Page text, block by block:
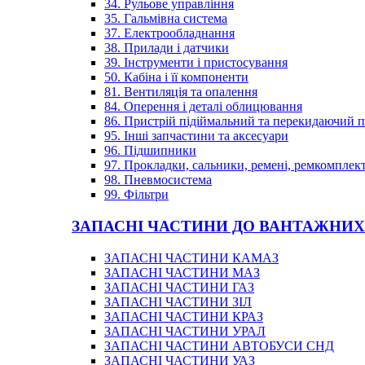
34. Рульове управління
35. Гальмівна система
37. Електрообладнання
38. Прилади і датчики
39. Інструменти і пристосування
50. Кабіна і її компоненти
81. Вентиляція та опалення
84. Оперення і деталі облицювання
86. Пристрій підіймальний та перекидаючий
95. Інші запчастини та аксесуари
96. Підшипники
97. Прокладки, сальники, ремені,
98. Пневмосистема
99. Фільтри
ЗАПАСНІ ЧАСТИНИ ДО
ЗАПАСНІ ЧАСТИНИ КАМАЗ
ЗАПАСНІ ЧАСТИНИ МАЗ
ЗАПАСНІ ЧАСТИНИ ГАЗ
ЗАПАСНІ ЧАСТИНИ ЗІЛ
ЗАПАСНІ ЧАСТИНИ КРАЗ
ЗАПАСНІ ЧАСТИНИ УРАЛ
ЗАПАСНІ ЧАСТИНИ АВТОБУСИ СНД
ЗАПАСНІ ЧАСТИНИ УАЗ